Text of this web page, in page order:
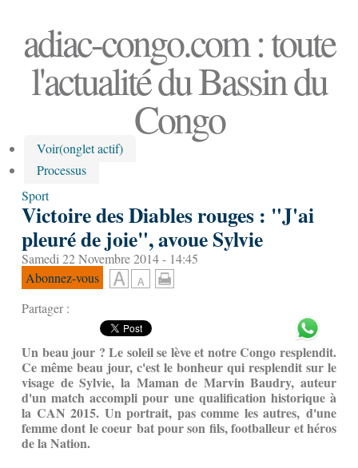
adiac-congo.com : toute
l'actualité du Bassin du
Congo
Voir(onglet actif)
Processus
Sport
Victoire des Diables rouges : "J'ai
pleuré de joie", avoue Sylvie
Samedi 22 Novembre 2014 - 14:45
Abonnez-vous
Partager :
Un beau jour ? Le soleil se lève et notre Congo resplendit.
Ce même beau jour, c'est le bonheur qui resplendit sur le
visage de Sylvie, la Maman de Marvin Baudry, auteur
d'un match accompli pour une qualification historique à
la CAN 2015. Un portrait, pas comme les autres, d'une
femme dont le coeur bat pour son fils, footballeur et héros
de la Nation.